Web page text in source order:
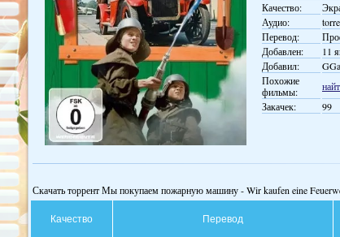
Качество:
Аудио:
Перевод:
Добавлен:
11
Добавил:
Похожие
фильмы:
Закачек:
99
Скачать торрент Мы покупаем пожарную машину - Wir kaufen eine
Качество Перевод